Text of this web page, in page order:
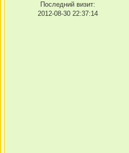
Последний визит:
2012-08-30 22:37:14